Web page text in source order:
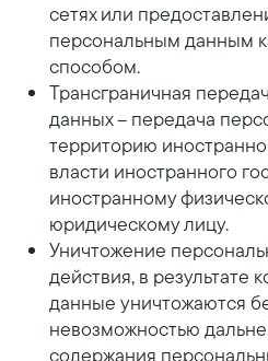
сетях или
персональным данным
способом.
Трансграничная
данных – передача
территорию
власти иностранного
иностранному
юридическому лицу.
Уничтожение
действия, в результате
данные уничтожаются
невозможностью
содержания